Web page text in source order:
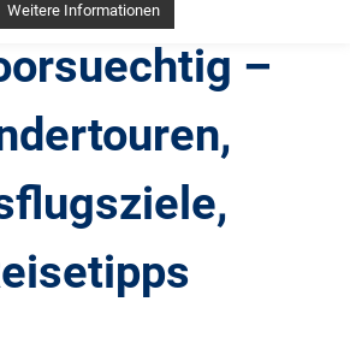
–
Weitere Informationen